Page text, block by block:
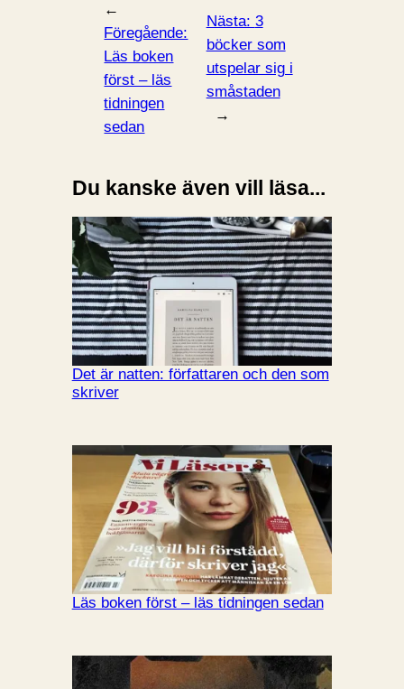
←
Föregående:
Läs boken
först – läs
tidningen
sedan
Nästa: 3
böcker som
utspelar sig i
småstaden
→
Du kanske även vill läsa...
Det är natten: författaren och den som
skriver
Läs boken först – läs tidningen sedan